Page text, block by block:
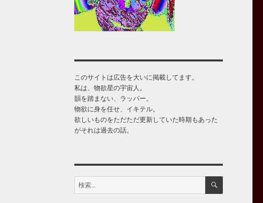
このサイトは広告を大いに掲載してます。
私は、物欲星の宇宙人。
韻を踏まない、ラッパー。
物欲に身を任せ、イキテル。
欲しいものをただただ更新していた時期もあった
がそれは過去の話。
検
索:
検